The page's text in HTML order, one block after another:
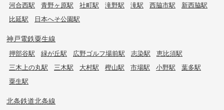
河合西駅
青野ヶ原駅 社町駅 滝野駅 滝駅 西脇市駅
新西脇駅
比延駅
日本へそ公園駅
神戸電鉄粟生線
押部谷駅 緑が丘駅 広野ゴルフ場前駅 志染駅
恵比須駅
三木上の丸駅
三木駅 大村駅 樫山駅 市場駅 小野駅
葉多駅
粟生駅
北条鉄道北条線